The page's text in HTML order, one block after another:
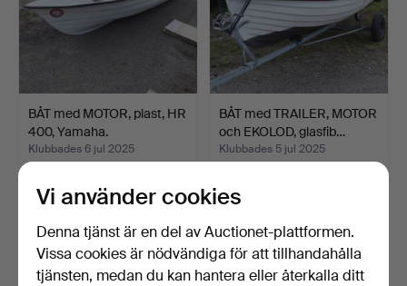
BÅT med MOTOR, plast, HR
400, Yamaha.
Klubbades 6 jul 2025
1 109 USD
BÅT med TRAILER, MOTOR
och EKOLOD, glasfib…
Klubbades 5 jul 2025
1 520 USD
Vi använder cookies
Denna tjänst är en del av Auctionet-plattformen.
Vissa cookies är nödvändiga för att tillhandahålla
tjänsten, medan du kan hantera eller återkalla ditt